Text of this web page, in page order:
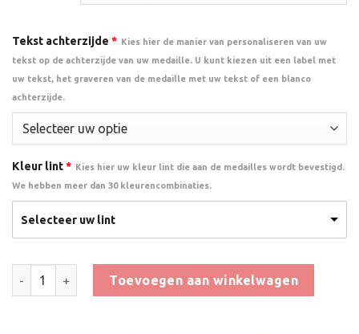
Tekst achterzijde * Kies hier de manier van personaliseren van uw
tekst op de achterzijde van uw medaille. U kunt kiezen uit een label met
uw tekst, het graveren van de medaille met uw tekst of een blanco
achterzijde.
Kleur lint* Kies hier uw kleur lint die aan de medailles wordt bevestigd.
We hebben meer dan 30 kleurencombinaties.
Selecteer uw lint
Medaille Zwemmedaille B aantal
Toevoegen aan winkelwagen